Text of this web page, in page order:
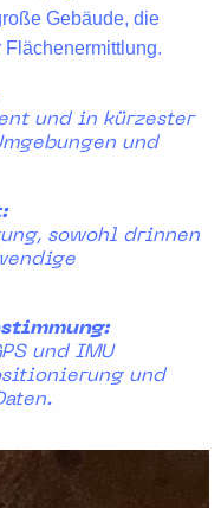
Gebäude, die
Flächenermittlung.
und in kürzester
und
sowohl drinnen
und IMU
und